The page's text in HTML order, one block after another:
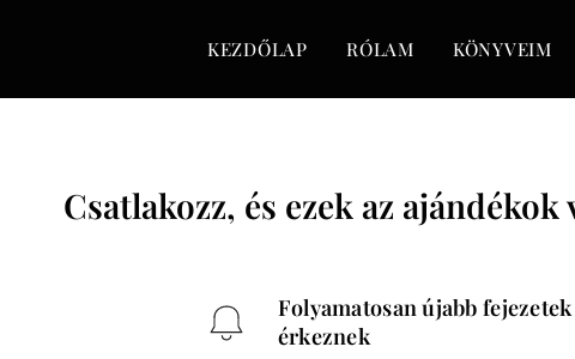
KEZDŐLAP RÓLAM KÖNYVEIM
Csatlakozz, és ezek az
Folyamatosan újabb fejezetek
érkeznek